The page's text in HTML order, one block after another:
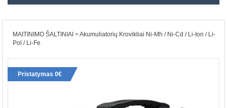
MAITINIMO ŠALTINIAI
Akumuliatorių Krovikliai Ni-Mh / Ni-Cd / Li-Ion / Li-
Pol / Li-Fe
Pristatymas 0€